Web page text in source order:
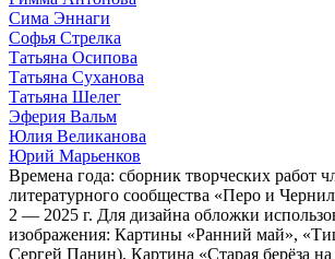
Сима Эннаги
Софья Стрелка
Татьяна Осипова
Татьяна Суханова
Татьяна Шелег
Эферия Вальм
Юлия Великанова
Юрий Марьенков
Времена года: сборник творческих работ
литературного сообщества «Перо и
2 — 2025 г. Для дизайна обложки
изображения: Картины «Ранний май»,
Сергей Панин), Картина «Старая берёза на